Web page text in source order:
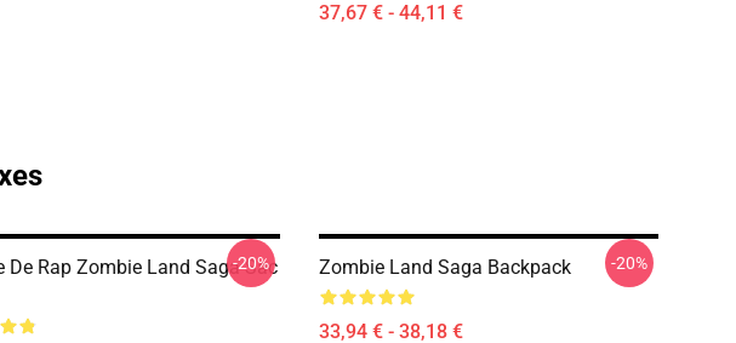
37,67 € - 44,11 €
De Rap Zombie Land Saga Sac
-20% Zombie Land Saga Backpack
33,94 € - 38,18 €
-20%